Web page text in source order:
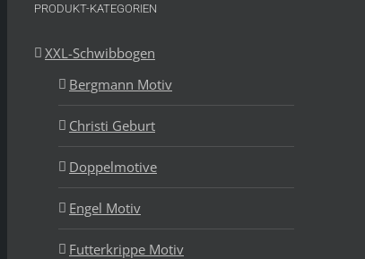
PRODUKT-KATEGORIEN
XXL-Schwibbogen
Bergmann Motiv
Christi Geburt
Doppelmotive
Engel Motiv
Futterkrippe Motiv